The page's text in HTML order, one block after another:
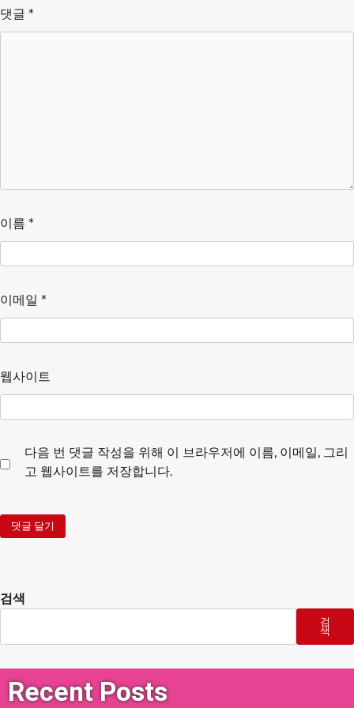
댓글 *
이름 *
이메일 *
웹사이트
다음 번 댓글 작성을 위해 이 브라우저에 이름, 이메일, 그리
고 웹사이트를 저장합니다.
검색
검
색
Recent Posts